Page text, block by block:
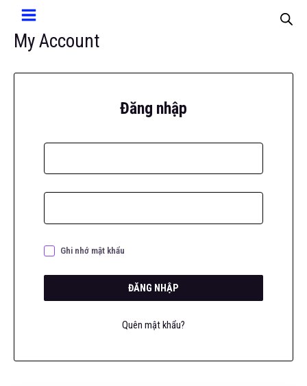
My Account
Đăng nhập
Ghi nhớ mật khẩu
ĐĂNG NHẬP
Quên mật khẩu?